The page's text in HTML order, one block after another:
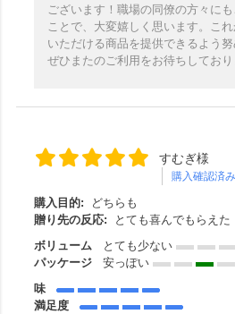
ございます！職場の同僚の方々に
ことで、大変嬉しく思います。こ
いただける商品を提供できるよう努
ぜひまたのご利用をお待ちしており
すむぎ様
購入確認済み
購入目的:
どちらも
贈り先の反応:
とても喜んでもらえた
ボリューム
とても少ない
パッケージ
安っぽい
味
満足度